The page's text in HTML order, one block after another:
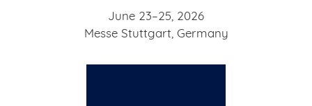
June 23–25, 2026
Messe Stuttgart, Germany